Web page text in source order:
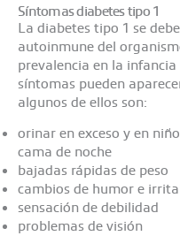
Síntomas diabetes tipo 1
La diabetes tipo 1 se
autoinmune del
prevalencia en la infancia
síntomas pueden
algunos de ellos son:
orinar en exceso y en
cama de noche
bajadas rápidas de peso
cambios de humor e
sensación de debilidad
problemas de visión